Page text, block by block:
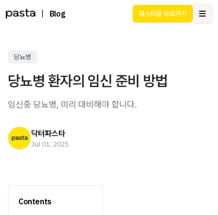
Blog 파스타몰 바로가기
당뇨병
당뇨병 환자의 임신 준비 방법
임신중 당뇨병, 미리 대비해야 합니다.
닥터파스타
Jul 01, 2025
Contents